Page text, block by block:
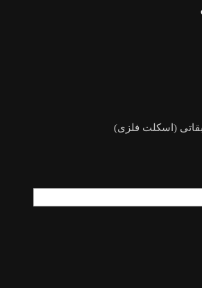
(اسکلت فلزی)